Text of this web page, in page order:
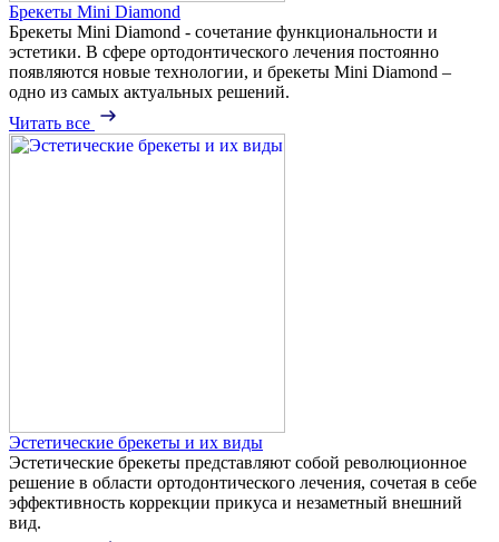
Брекеты Mini Diamond
Брекеты Mini Diamond - сочетание функциональности и
эстетики. В сфере ортодонтического лечения постоянно
появляются новые технологии, и брекеты Mini Diamond –
одно из самых актуальных решений.
Читать все
Эстетические брекеты и их виды
Эстетические брекеты представляют собой революционное
решение в области ортодонтического лечения, сочетая в себе
эффективность коррекции прикуса и незаметный внешний
вид.